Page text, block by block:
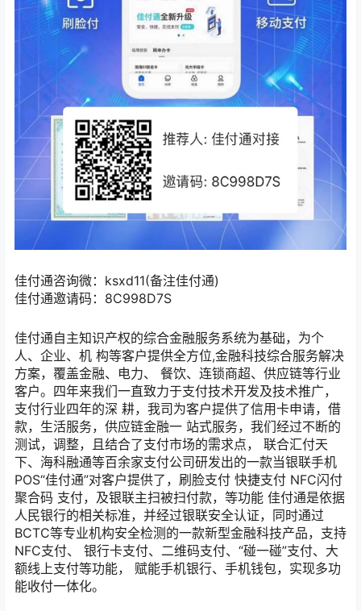
佳付通咨询微：ksxd11(备注佳付通)
佳付通邀请码：8C998D7S
佳付通自主知识产权的综合金融服务系统为基础，为个
人、企业、机 构等客户提供全方位,金融科技综合服务解决
方案，覆盖金融、电力、 餐饮、连锁商超、供应链等行业
客户。四年来我们一直致力于支付技术开发及技术推广，
支付行业四年的深 耕，我司为客户提供了信用卡申请，借
款，生活服务，供应链金融一 站式服务，我们经过不断的
测试，调整，且结合了支付市场的需求点， 联合汇付天
下、海科融通等百余家支付公司研发出的一款当银联手机
POS“佳付通”对客户提供了，刷脸支付 快捷支付 NFC闪付
聚合码 支付，及银联主扫被扫付款，等功能 佳付通是依据
人民银行的相关标准，并经过银联安全认证，同时通过
BCTC等专业机构安全检测的一款新型金融科技产品，支持
NFC支付、 银行卡支付、二维码支付、“碰一碰”支付、大
额线上支付等功能， 赋能手机银行、手机钱包，实现多功
能收付一体化。